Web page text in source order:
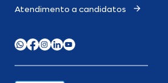
Atendimento a candidatos
WhatsApp
Facebook
Instagram
LinkedInYoutube